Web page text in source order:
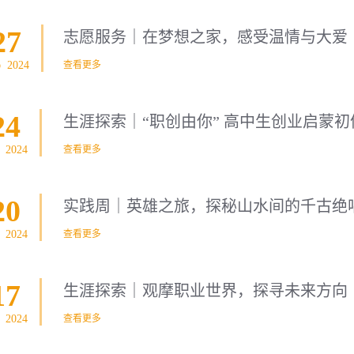
2024
志愿服务｜在梦想之家，感受温情与大爱
查看更多
2024
生涯探索｜“职创由你” 高中生创业启蒙初
查看更多
2024
实践周｜英雄之旅，探秘山水间的千古绝
查看更多
2024
生涯探索｜观摩职业世界，探寻未来方向
查看更多